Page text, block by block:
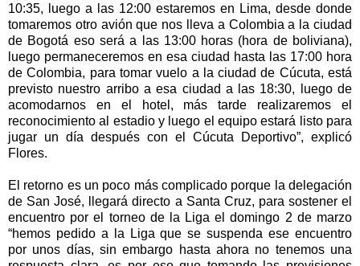
10:35, luego a las 12:00 estaremos en Lima, desde donde
tomaremos otro avión que nos lleva a Colombia a la ciudad
de Bogotá eso será a las 13:00 horas (hora de boliviana),
luego permaneceremos en esa ciudad hasta las 17:00 hora
de Colombia, para tomar vuelo a la ciudad de Cúcuta, está
previsto nuestro arribo a esa ciudad a las 18:30, luego de
acomodarnos en el hotel, más tarde realizaremos el
reconocimiento al estadio y luego el equipo estará listo para
jugar un día después con el Cúcuta Deportivo”, explicó
Flores.
El retorno es un poco más complicado porque la delegación
de San José, llegará directo a Santa Cruz, para sostener el
encuentro por el torneo de la Liga el domingo 2 de marzo
“hemos pedido a la Liga que se suspenda ese encuentro
por unos días, sin embargo hasta ahora no tenemos una